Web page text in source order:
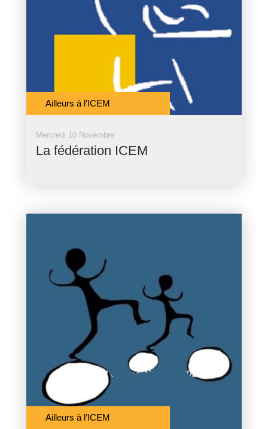
Ailleurs à l’ICEM
Mercredi 10 Novembre
La fédération ICEM
Ailleurs à l’ICEM